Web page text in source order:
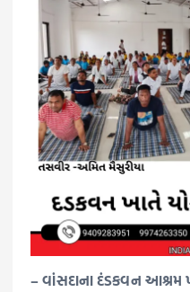
– વાંસદાના દંડકવન આશ્રમ